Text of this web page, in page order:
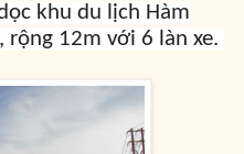
khu du lịch Hàm
rộng 12m với 6 làn xe.